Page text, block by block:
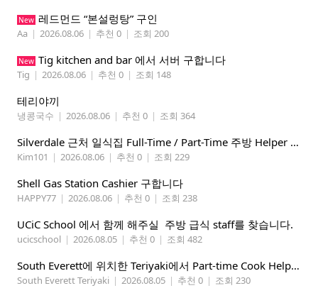
New 레드먼드 “본설렁탕” 구인
Aa | 2026.08.06 | 추천 0 | 조회 200
New Tig kitchen and bar 에서 서버 구합니다
Tig | 2026.08.06 | 추천 0 | 조회 148
테리야끼
냉콩국수 | 2026.08.06 | 추천 0 | 조회 364
Silverdale 근처 일식집 Full-Time / Part-Time 주방 Helper 구합니다.
Kim101 | 2026.08.06 | 추천 0 | 조회 229
Shell Gas Station Cashier 구합니다
HAPPY77 | 2026.08.06 | 추천 0 | 조회 238
UCiC School 에서 함께 해주실 주방 급식 staff를 찾습니다.
ucicschool | 2026.08.05 | 추천 0 | 조회 482
South Everett에 위치한 Teriyaki에서 Part-time Cook Helper 구합니다. Mon-Sat, 4:00 pm-8:30 pm
South Everett Teriyaki | 2026.08.05 | 추천 0 | 조회 230